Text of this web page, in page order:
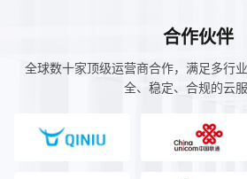
合作伙伴
全球数十家顶级运营商合作，满足多行
全、稳定、合规的云服